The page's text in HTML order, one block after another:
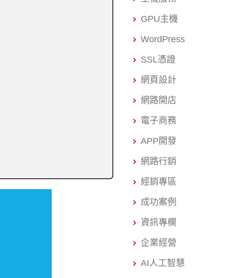
GPU主機
WordPress
SSL憑證
網頁設計
網路開店
電子商務
APP開發
網路行銷
經銷專區
成功案例
資訊專欄
企業經營
AI人工智慧